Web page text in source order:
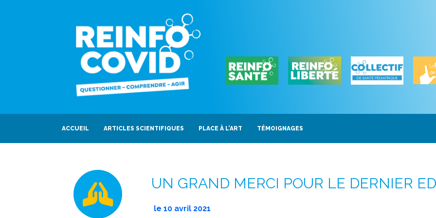
ACCUEIL ARTICLES SCIENTIFIQUES PLACE À L’ART TÉMOIGNAGES
UN GRAND MERCI POUR LE DERNIER
le10 avril 2021